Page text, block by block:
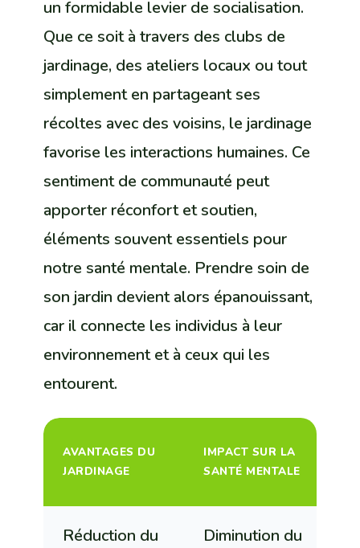
un formidable levier de socialisation.
Que ce soit à travers des clubs de
jardinage, des ateliers locaux ou tout
simplement en partageant ses
récoltes avec des voisins, le jardinage
favorise les interactions humaines. Ce
sentiment de communauté peut
apporter réconfort et soutien,
éléments souvent essentiels pour
notre santé mentale. Prendre soin de
son jardin devient alors épanouissant,
car il connecte les individus à leur
environnement et à ceux qui les
entourent.
AVANTAGES DU
JARDINAGE
IMPACT SUR LA
SANTÉ MENTALE
Réduction du
Diminution du